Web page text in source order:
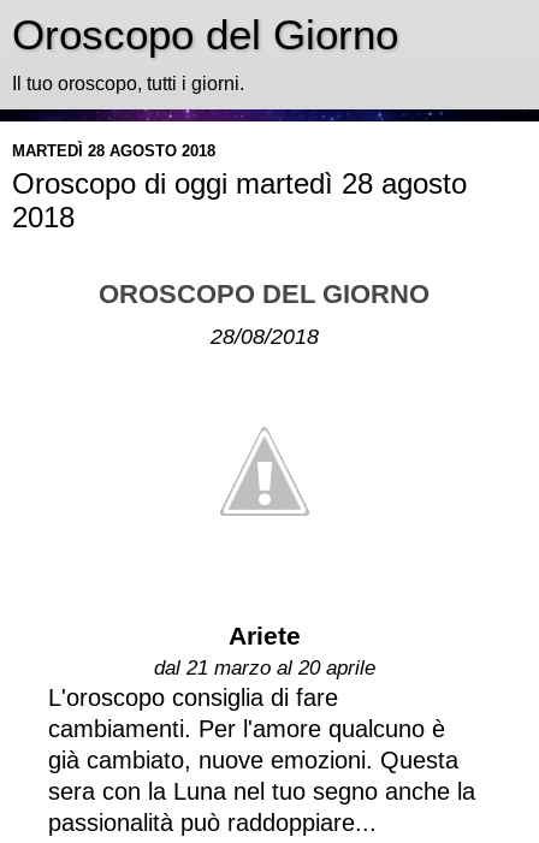
Oroscopo del Giorno
Il tuo oroscopo, tutti i giorni.
MARTEDÌ 28 AGOSTO 2018
Oroscopo di oggi martedì 28 agosto
2018
OROSCOPO DEL GIORNO
28/08/2018
Ariete
dal 21 marzo al 20 aprile
L'oroscopo consiglia di fare
cambiamenti. Per l'amore qualcuno è
già cambiato, nuove emozioni. Questa
sera con la Luna nel tuo segno anche la
passionalità può raddoppiare...